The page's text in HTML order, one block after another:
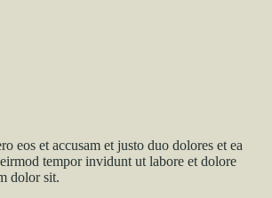
eos et accusam et justo duo dolores et ea
tempor invidunt ut labore et dolore
dolor sit.